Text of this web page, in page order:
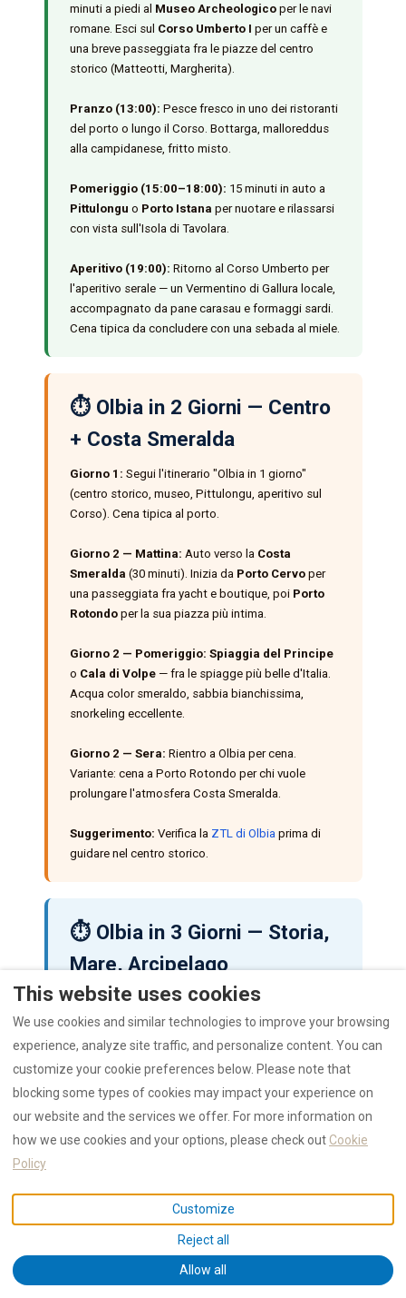
minuti a piedi al Museo Archeologicoper le navi
romane. Esci sul Corso Umberto I per un caffè e
una breve passeggiata fra le piazze del centro
storico (Matteotti, Margherita).
Pranzo (13:00): Pesce fresco in uno dei ristoranti
del porto o lungo il Corso. Bottarga, malloreddus
alla campidanese, fritto misto.
Pomeriggio (15:00–18:00): 15 minuti in auto a
Pittulongu o Porto Istana per nuotare e rilassarsi
con vista sull'Isola di Tavolara.
Aperitivo (19:00): Ritorno al Corso Umberto per
l'aperitivo serale — un Vermentino di Gallura locale,
accompagnato da pane carasau e formaggi sardi.
Cena tipica da concludere con una sebada al miele.
⏱️ Olbia in 2 Giorni — Centro
+ Costa Smeralda
Giorno 1: Segui l'itinerario "Olbia in 1 giorno"
(centro storico, museo, Pittulongu, aperitivo sul
Corso). Cena tipica al porto.
Giorno 2 — Mattina: Auto verso la Costa
Smeralda (30 minuti). Inizia da Porto Cervoper
una passeggiata fra yacht e boutique, poi Porto
Rotondoper la sua piazza più intima.
Giorno 2 — Pomeriggio: Spiaggia del Principe
o Cala di Volpe— fra le spiagge più belle d'Italia.
Acqua color smeraldo, sabbia bianchissima,
snorkeling eccellente.
Giorno 2 — Sera: Rientro a Olbia per cena.
Variante: cena a Porto Rotondo per chi vuole
prolungare l'atmosfera Costa Smeralda.
Suggerimento: Verifica la ZTL di Olbia prima di
guidare nel centro storico.
⏱️ Olbia in 3 Giorni — Storia,
Mare, Arcipelago
Giorno 1:Centro storico (Basilica, Museo, Corso)
+ spiaggia di Pittulongu o Porto Istana + aperitivo
serale. Stesso schema dell'itinerario 1 giorno.
Giorno 2:
Costa Smeralda — Porto Cervo, Porto
Rotondo, Spiaggia del Principe. Pranzo in
spiaggia, cena al porto di Olbia.
giornata fra Caprera (Casa di Garibaldi), Budelli
organizzati partono ogni mattina dal porto.
Giorno 3 — Opzione B (Storia nuragica):
This website uses cookies
We use cookies and similar technologies to improve your browsing
experience, analyze site traffic, and personalize content. You can
customize your cookie preferences below. Please note that
blocking some types of cookies may impact your experience on
our website and the services we offer. For more information on
how we use cookies and your options, please check out Cookie
Policy
Customize
Reject all
Allow all